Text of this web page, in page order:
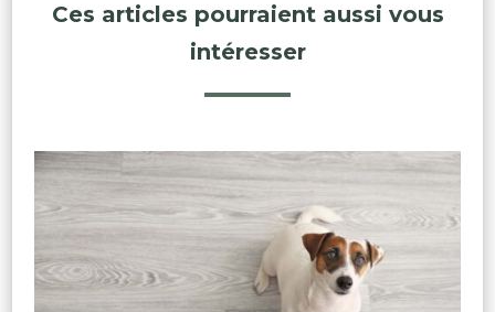
Ces articles pourraient aussi vous
intéresser